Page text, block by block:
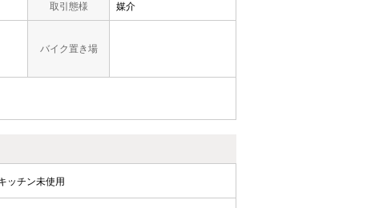
取引態様 媒介
バイク置き場
ッチン未使用